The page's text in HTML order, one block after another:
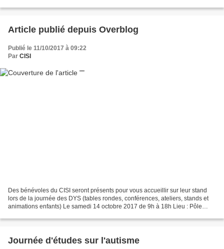
Article publié depuis Overblog
Publié le 11/10/2017 à 09:22
Par CISI
Des bénévoles du CISI seront présents pour vous accueillir sur leur stand
lors de la journée des DYS (tables rondes, conférences, ateliers, stands et
animations enfants) Le samedi 14 octobre 2017 de 9h à 18h Lieu : Pôle
Journée d'études sur l'autisme